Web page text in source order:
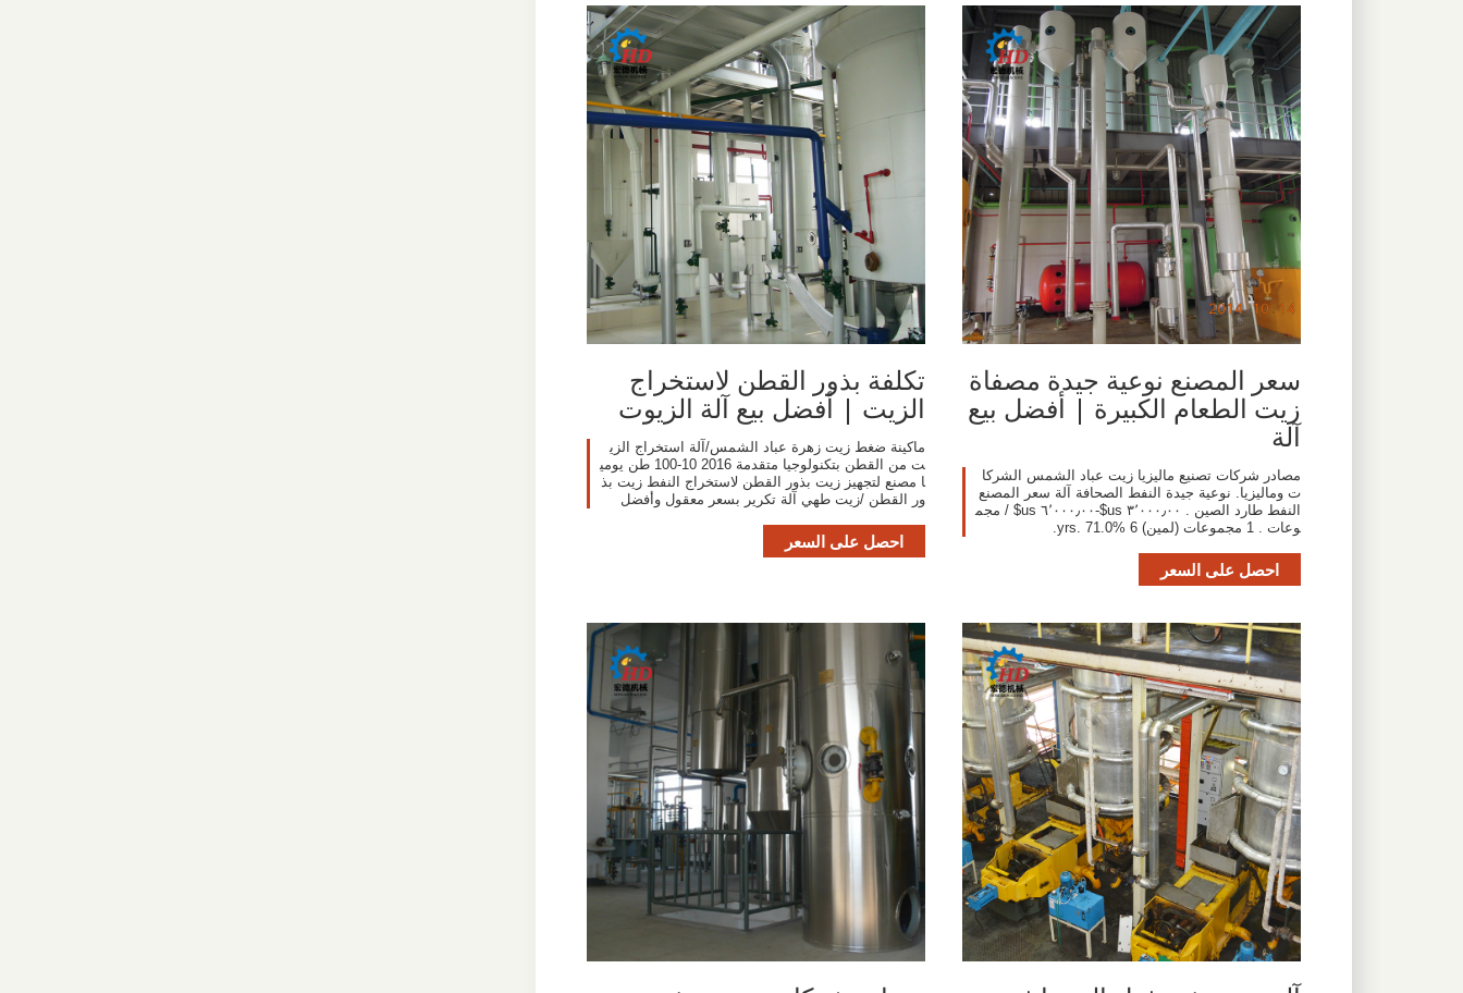
سعر المصنع نوعية جيدة مصفاة
زيت الطعام الكبيرة | أفضل بيع
آلة
مصادر شركات تصنيع ماليزيا زيت عباد الشمس الشركا
ت وماليزيا. نوعية جيدة النفط الصحافة آلة سعر المصنع
النفط طارد الصين . ٣٬٠٠٠٫٠٠ us$-٦٬٠٠٠٫٠٠ us$ / مجم
وعات . 1 مجموعات (لمين) 6 yrs. 71.0%.
احصل على السعر
تكلفة بذور القطن لاستخراج
الزيت | أفضل بيع آلة الزيوت
ماكينة ضغط زيت زهرة عباد الشمس/آلة استخراج الزي
ت من القطن بتكنولوجيا متقدمة 2016 10-100 طن يومي
ا مصنع لتجهيز زيت بذور القطن لاستخراج النفط زيت بذ
ور القطن /زيت طهي آلة تكرير بسعر معقول وأفضل
احصل على السعر